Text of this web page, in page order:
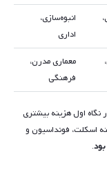
انبوه‌سازی،
اداری
معماری مدرن،
فرهنگی
نگاه اول هزینه بیشتری
اسکلت، فونداسیون و
.